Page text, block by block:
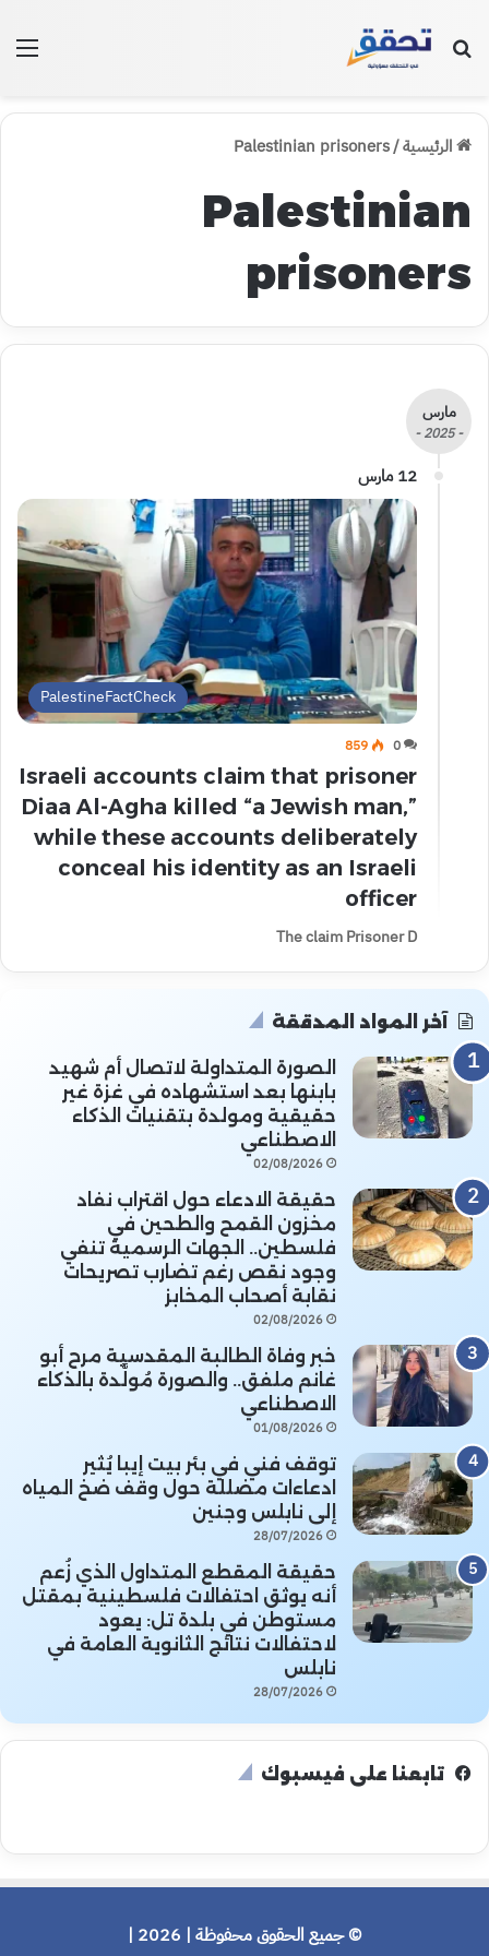
بحث عن
الرئيسية/
Palestinian prisoners
Palestinian
prisoners
مارس
- 2025 -
12 مارس
PalestineFactCheck
0
859
Israeli accounts claim that prisoner
Diaa Al-Agha killed “a Jewish man,”
while these accounts deliberately
conceal his identity as an Israeli
officer
The claim Prisoner D
آخر المواد المدققة
الصورة المتداولة لاتصال أم شهيد
بابنها بعد استشهاده في غزة غير
حقيقية ومولدة بتقنيات الذكاء
الاصطناعي
02/08/2026
حقيقة الادعاء حول اقتراب نفاد
مخزون القمح والطحين في
فلسطين.. الجهات الرسمية تنفي
وجود نقص رغم تضارب تصريحات
نقابة أصحاب المخابز
02/08/2026
خبر وفاة الطالبة المقدسية مرح أبو
غانم ملفق.. والصورة مُولَّدة بالذكاء
الاصطناعي
01/08/2026
توقف فني في بئر بيت إيبا يُثير
ادعاءات مضللة حول وقف ضخ المياه
إلى نابلس وجنين
28/07/2026
حقيقة المقطع المتداول الذي زُعم
أنه يوثق احتفالات فلسطينية بمقتل
مستوطن في بلدة تل: يعود
لاحتفالات نتائج الثانوية العامة في
نابلس
28/07/2026
تابعنا على فيسبوك
© جميع الحقوق محفوظة | 2026 |